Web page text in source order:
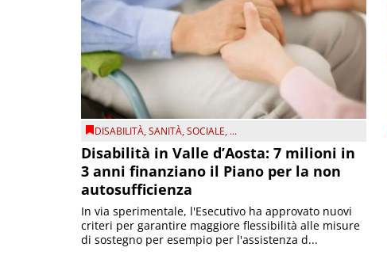
DISABILITÀ,SANITÀ,SOCIALE, ...
Disabilità in Valle d’Aosta: 7 milioni in
3 anni finanziano il Piano per la non
autosufficienza
In via sperimentale, l'Esecutivo ha approvato nuovi
criteri per garantire maggiore flessibilità alle misure
di sostegno per esempio per l'assistenza d...